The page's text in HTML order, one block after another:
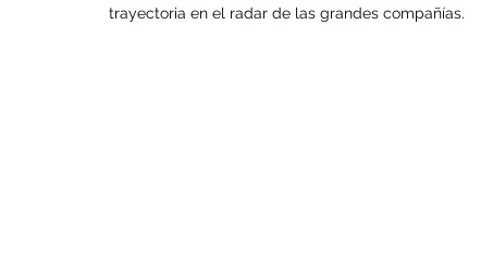
trayectoria en el radar de las grandes compañías.